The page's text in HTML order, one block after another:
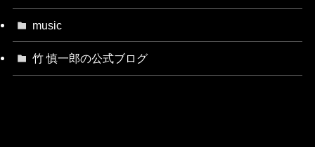
music
竹 慎一郎の公式ブログ